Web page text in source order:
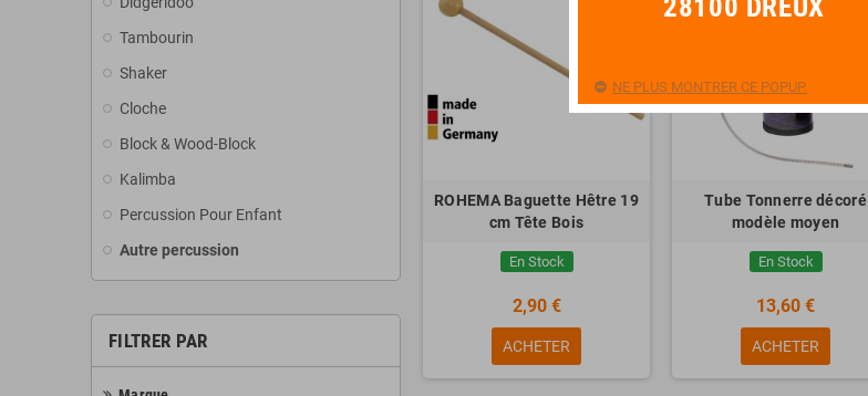
Tambourin
Shaker
Cloche
Block & Wood-Block
Kalimba
Percussion Pour Enfant
Autre percussion
FILTRER PAR
ROHEMA Baguette Hêtre 19
cm Tête Bois
En Stock
2,90 €
ACHETER
Tube Tonnerre décoré
modèle moyen
En Stock
13,60 €
ACHETER
28100 DREUX
NE PLUS MONTRER CE POPUP.